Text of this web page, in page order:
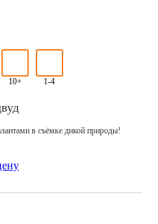
10+ 1-4
в съёмке дикой природы!